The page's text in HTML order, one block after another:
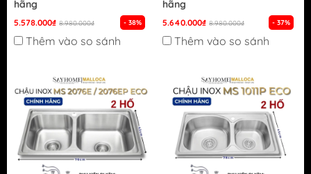
hãng
5.578.000₫ 8.980.000₫ - 38%
Thêm vào so sánh
hãng
5.640.000₫ 8.980.000₫ - 37%
Thêm vào so sánh